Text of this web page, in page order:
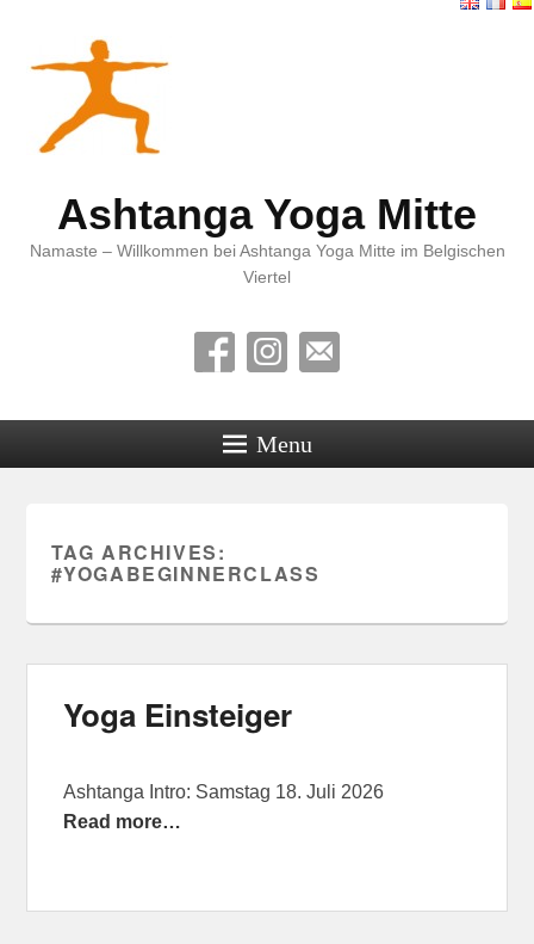
Ashtanga Yoga Mitte
Namaste – Willkommen bei Ashtanga Yoga Mitte im Belgischen
Viertel
Menu
TAG ARCHIVES:
#YOGABEGINNERCLASS
Yoga Einsteiger
Ashtanga Intro: Samstag 18. Juli 2026
Read more…